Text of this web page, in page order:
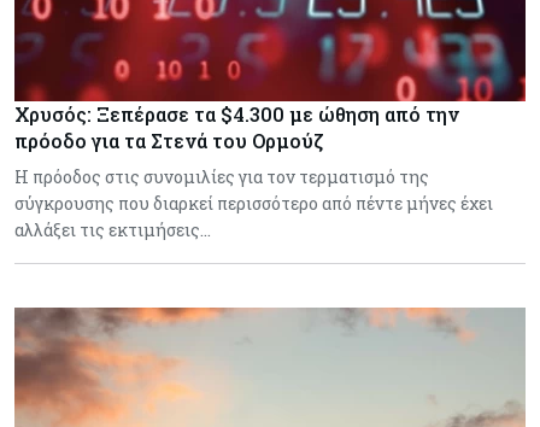
Χρυσός: Ξεπέρασε τα $4.300 με ώθηση από την
πρόοδο για τα Στενά του Ορμούζ
Η πρόοδος στις συνομιλίες για τον τερματισμό της
σύγκρουσης που διαρκεί περισσότερο από πέντε μήνες έχει
αλλάξει τις εκτιμήσεις…